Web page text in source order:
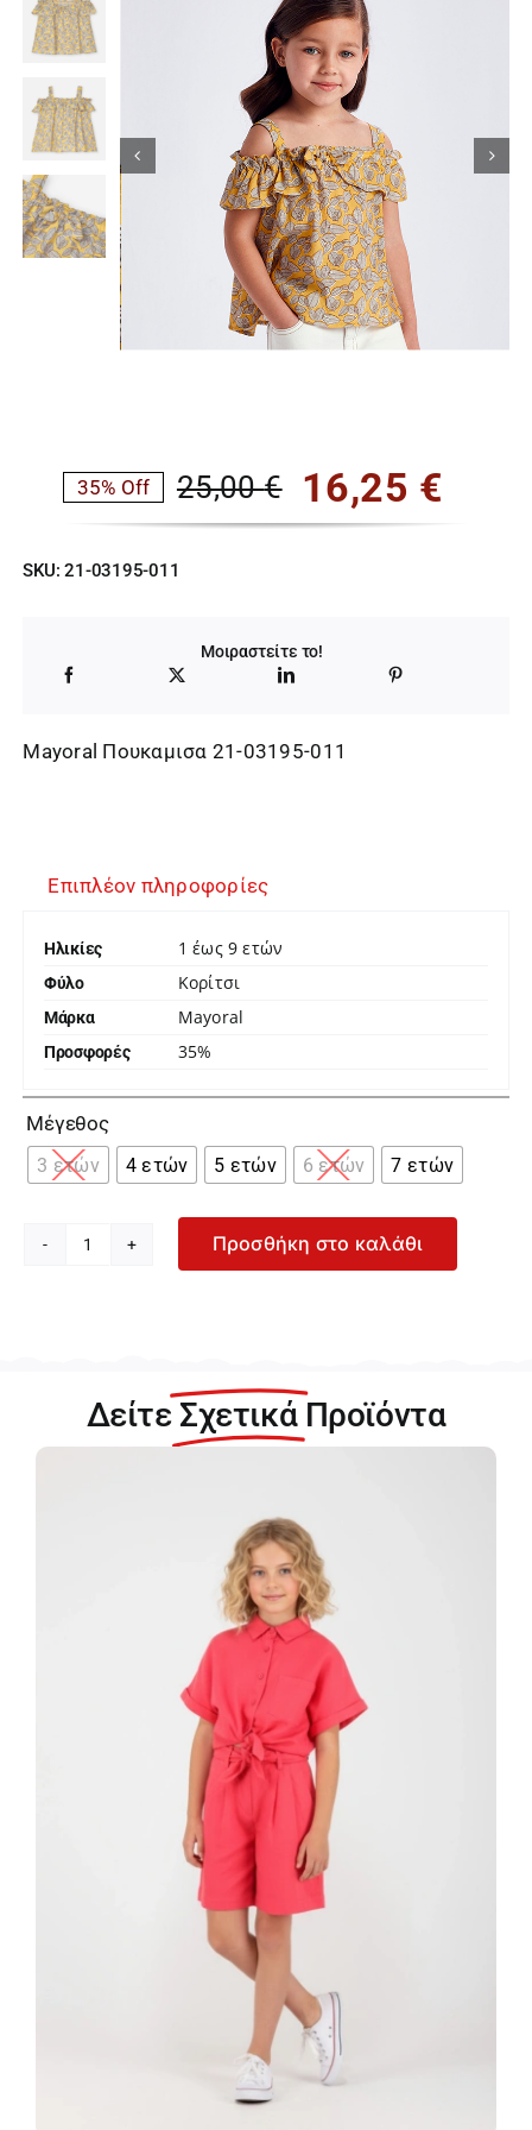
Κορίτσι
Εσώρουχα
Είδη Παρέλασης
Σχετικά με εμάς
25,00€
Original
price
25,00 €.
16,25 €
Η
τρέχουσα
είναι:
16,25 €.
35% Off
SKU:21-03195-011
Μοιραστείτε το!
Mayoral Πουκαμισα 21-03195-011
Επιπλέον πληροφορίες
Ηλικίες 1 έως 9 ετών
Φύλο Κορίτσι
Μάρκα Mayoral
Προσφορές 35%
Μέγεθος
3 ετών 4 ετών 5 ετών 6 ετών 7 ετών
Mayoral
ποσότητα
Προσθήκη στο καλάθι
Δείτε Σχετικά Προϊόντα